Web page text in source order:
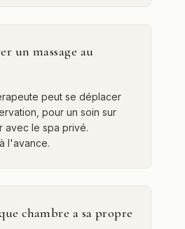
un massage au
peut se déplacer
pour un soin sur
avec le spa privé.
l'avance.
chambre a sa propre